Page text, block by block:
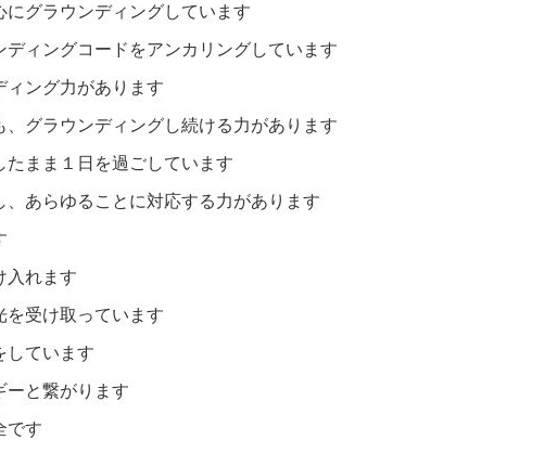
グラウンディングしています
ィングコードをアンカリングしています
ィング力があります
、グラウンディングし続ける力があります
まま１日を過ごしています
あらゆることに対応する力があります
入れます
を受け取っています
しています
ーと繋がります
です